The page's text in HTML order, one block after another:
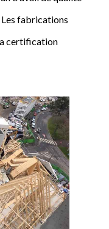
fabrications
certification